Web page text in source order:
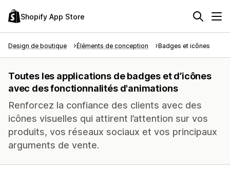
Shopify App Store
Design de boutique Éléments de conception Badges et icônes
Toutes les applications de badges et d’icônes
avec des fonctionnalités d'animations
Renforcez la confiance des clients avec des
icônes visuelles qui attirent l’attention sur vos
produits, vos réseaux sociaux et vos principaux
arguments de vente.